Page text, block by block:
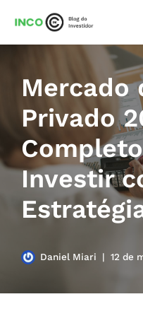
conteúdo
Mercado
Privado
Investir
Daniel Miari 12 de